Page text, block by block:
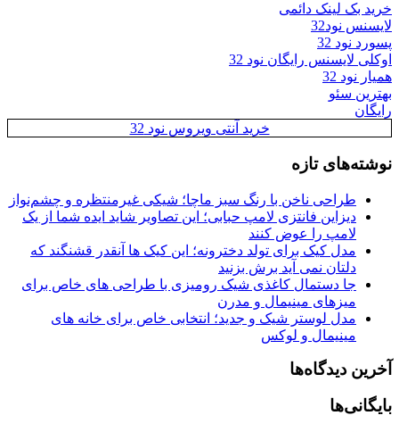
خرید بک لینک دائمی
لایسنس نود32
پسورد نود 32
اوکلی لایسنس رایگان نود 32
همیار نود 32
بهترین سئو
رایگان
خرید آنتی ویروس نود 32
نوشته‌های تازه
طراحی ناخن با رنگ سبز ماچا؛ شیکی غیرمنتظره و چشم‌نواز
دیزاین فانتزی لامپ حبابی؛ این تصاویر شاید ایده شما از یک
لامپ را عوض کنند
مدل کیک برای تولد دخترونه؛ این کیک ها آنقدر قشنگند که
دلتان نمی آید برش بزنید
جا دستمال کاغذی شیک رومیزی با طراحی های خاص برای
میزهای مینیمال و مدرن
مدل لوستر شیک و جدید؛ انتخابی خاص برای خانه های
مینیمال و لوکس
آخرین دیدگاه‌ها
بایگانی‌ها